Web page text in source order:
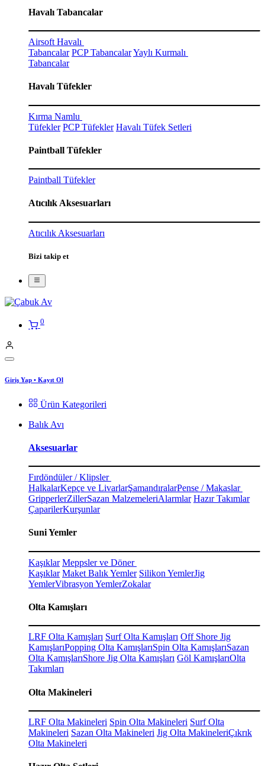
Havalı Tabancalar
Airsoft Havalı
Tabancalar PCP TabancalarYaylı Kurmalı
Tabancalar
Havalı Tüfekler
Kırma Namlu
Tüfekler PCP Tüfekler Havalı Tüfek Setleri
Paintball Tüfekler
Paintball Tüfekler
Atıcılık Aksesuarları
Atıcılık Aksesuarları
Bizi takip et
0
Giriş Yap • Kayıt Ol
Ürün Kategorileri
Balık Avı
Aksesuarlar
Fırdöndüler / Klipsler
HalkalarKepçe ve LivarlarŞamandıralarPense / Makaslar
GripperlerZillerSazan MalzemeleriAlarmlar Hazır Takımlar
ÇaparilerKurşunlar
Suni Yemler
Kaşıklar Meppsler ve Döner
Kaşıklar Maket Balık Yemler Silikon YemlerJig
YemlerVibrasyon YemlerZokalar
Olta Kamışları
LRF Olta Kamışları Surf Olta Kamışları Off Shore Jig
KamışlarıPopping Olta KamışlarıSpin Olta KamışlarıSazan
Olta KamışlarıShore Jig Olta Kamışları Göl KamışlarıOlta
Takımları
Olta Makineleri
LRF Olta Makineleri Spin Olta Makineleri Surf Olta
Makineleri Sazan Olta Makineleri Jig Olta MakineleriÇıkrık
Olta Makineleri